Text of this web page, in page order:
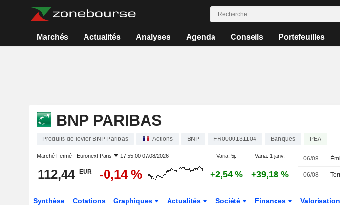
Marchés Actualités Analyses Agenda Conseils Portefeuilles
BNP PARIBAS
Produits de levier BNP Paribas Actions BNP FR0000131104 Banques PEA
Marché Fermé - Euronext Paris 17:55:00 07/08/2026 Varia. 5j. Varia. 1 janv.
112,44 EUR -0,14 % +2,54 % +39,18 %
06/08
06/08
Synthèse Cotations Graphiques Actualités Société Finances Valorisation